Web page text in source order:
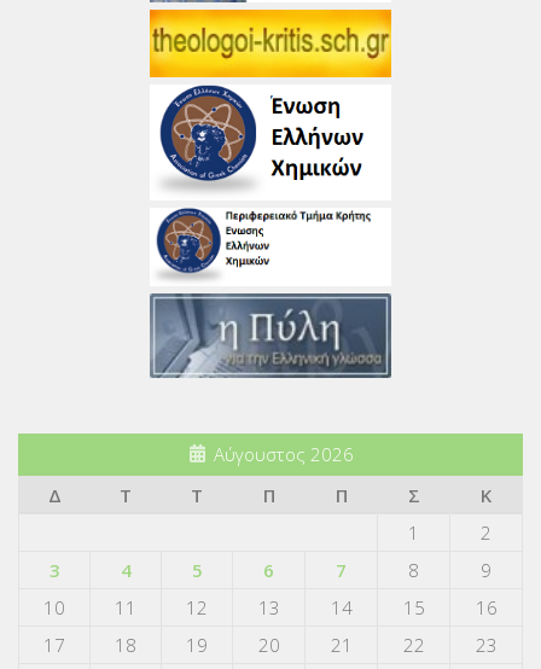
Αύγουστος 2026
Δ
Τ Τ Π Π Σ
Κ
1
2
3
4 5 6 7 8
9
10
11 12 13 14 15
16
17
18 19 20 21 22
23